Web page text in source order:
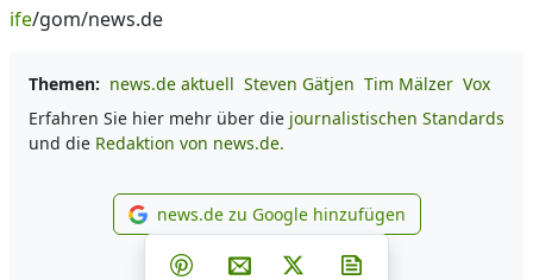
ife/gom/news.de
Themen: news.de aktuell Steven Gätjen Tim Mälzer Vox
Erfahren Sie hier mehr über die journalistischen Standards
und die Redaktion von news.de.
news.de zu Google
news.de zu Google hinzufügen
Teilen auf Facebook
Teilen auf Whatsapp
Teilen auf Telegram
Teilen auf Pinterest
Per E-Mail teilen
Post auf X